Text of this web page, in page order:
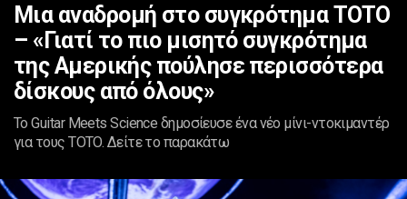
Μια αναδρομή στο συγκρότημα TOTO
– «Γιατί το πιο μισητό συγκρότημα
της Αμερικής πούλησε περισσότερα
δίσκους από όλους»
Το Guitar Meets Science δημοσίευσε ένα νέο μίνι-ντοκιμαντέρ
για τους TOTO. Δείτε το παρακάτω